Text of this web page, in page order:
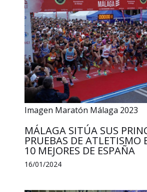
Imagen Maratón Málaga 2023
MÁLAGA SITÚA SUS
PRUEBAS DE ATLETISMO
10 MEJORES DE ESPAÑA
16/01/2024